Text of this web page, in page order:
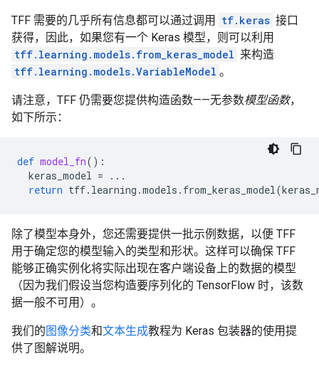
TFF 需要的几乎所有信息都可以通过调用 tf.keras 接口
获得，因此，如果您有一个 Keras 模型，则可以利用
tff.learning.models.from_keras_model 来构造
tff.learning.models.VariableModel 。
请注意，TFF 仍需要您提供构造函数——无参数模型函数，
如下所示：
def model_fn():
keras_model =
...
return tff. learning .models . from_keras_model(
除了模型本身外，您还需要提供一批示例数据，以便 TFF
用于确定您的模型输入的类型和形状。这样可以确保 TFF
能够正确实例化将实际出现在客户端设备上的数据的模型
（因为我们假设当您构造要序列化的 TensorFlow 时，该数
据一般不可用）。
我们的图像分类和文本生成教程为 Keras 包装器的使用提
供了图解说明。